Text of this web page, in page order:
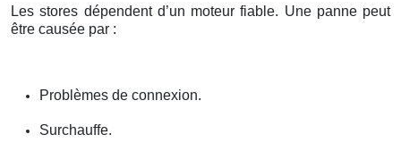
Les stores dépendent d’un moteur fiable. Une panne peut
être causée par :
Problèmes de connexion.
Surchauffe.